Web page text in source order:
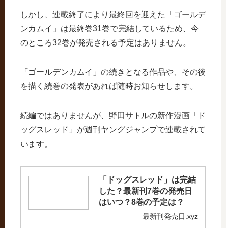
しかし、連載終了により最終回を迎えた「ゴールデ
ンカムイ」は最終巻31巻で完結しているため、今
のところ32巻が発売される予定はありません。
「ゴールデンカムイ」の続きとなる作品や、その後
を描く続巻の発表があれば随時お知らせします。
続編ではありませんが、野田サトルの新作漫画「ド
ッグスレッド」が週刊ヤングジャンプで連載されて
います。
「ドッグスレッド」は完結
した？最新刊7巻の発売日
はいつ？8巻の予定は？
最新刊発売日.xyz